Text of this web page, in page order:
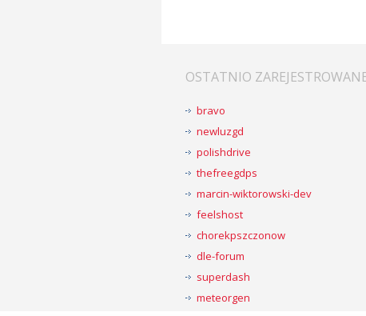
OSTATNIO
bravo
newluzgd
polishdrive
thefreegdps
marcin-wiktorowski-dev
feelshost
chorekpszczonow
dle-forum
superdash
meteorgen